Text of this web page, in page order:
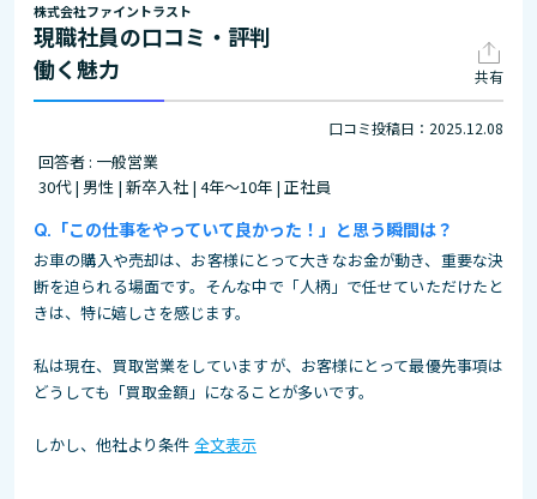
株式会社ファイントラスト
現職社員の口コミ・評判
働く魅力
共有
口コミ投稿日：2025.12.08
回答者 : 一般営業
30代 | 男性 | 新卒入社 | 4年～10年 | 正社員
「この仕事をやっていて良かった！」と思う瞬間は？
お車の購入や売却は、お客様にとって大きなお金が動き、重要な決
断を迫られる場面です。そんな中で「人柄」で任せていただけたと
きは、特に嬉しさを感じます。
私は現在、買取営業をしていますが、お客様にとって最優先事項は
どうしても「買取金額」になることが多いです。
しかし、他社より条件 全文表示